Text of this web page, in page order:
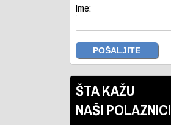
Ime:
ŠTA KAŽU
NAŠI POLAZNICI